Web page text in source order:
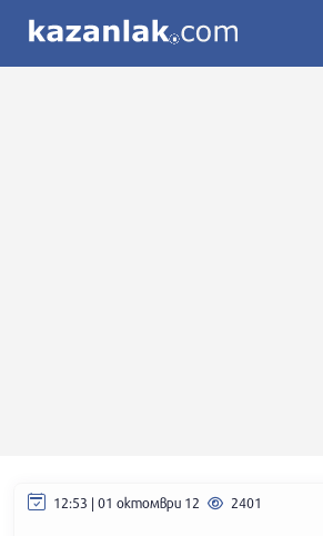
12:53 | 01 октомври 12 2401